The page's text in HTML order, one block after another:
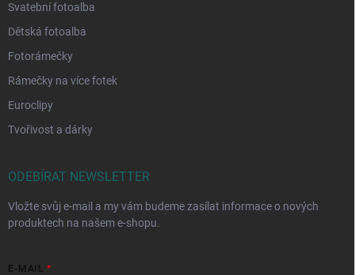
Svatební fotoalba
Dětská fotoalba
Fotorámečky
Rámečky na více fotek
Euroclipy
Tvořivost a dárky
ODEBÍRAT NEWSLETTER
Vložte svůj e-mail a my vám budeme zasílat informace o nových
produktech na našem e-shopu.
E-MAIL